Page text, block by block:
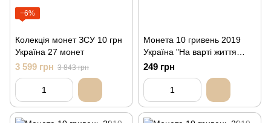
−6%
Колекція монет ЗСУ 10 грн
Україна 27 монет
3 599 грн 3 843 грн
Монета 10 гривень 2019
Україна "На варті життя
(присвячується військовим
медикам)"
249 грн